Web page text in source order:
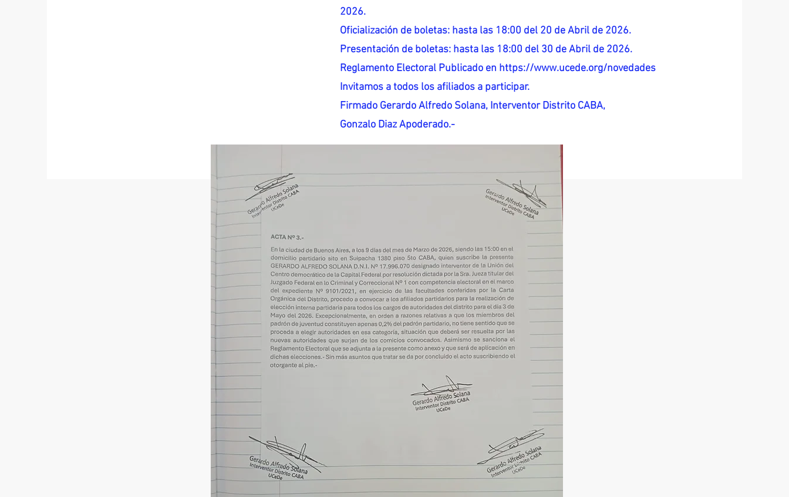
2026.
Oficialización de boletas: hasta las 18:00 del 20 de Abril de 2026.
Presentación de boletas: hasta las 18:00 del 30 de Abril de 2026.
Reglamento Electoral Publicado en https://www.ucede.org/novedades
Invitamos a todos los afiliados a participar.
Firmado Gerardo Alfredo Solana, Interventor Distrito CABA,
Gonzalo Diaz Apoderado.-